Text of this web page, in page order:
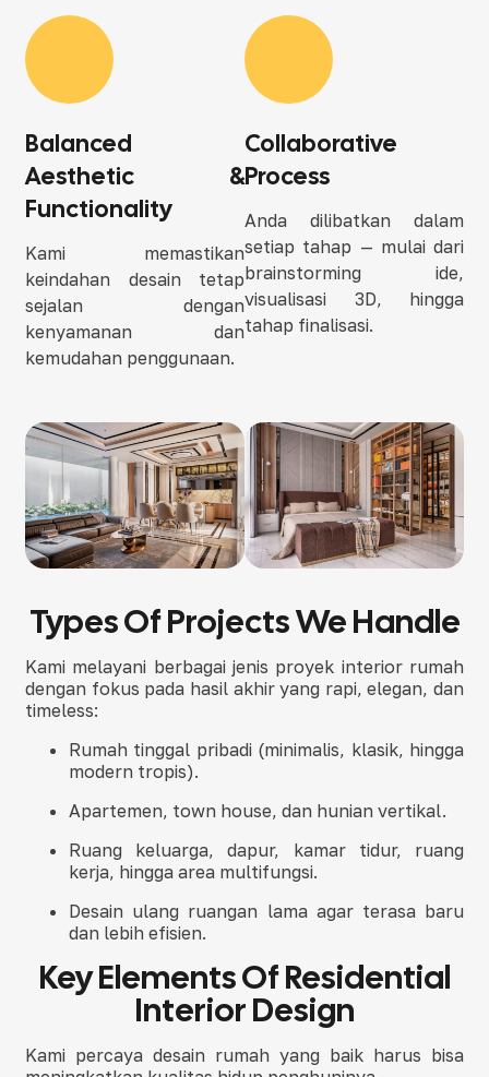
Balanced
Aesthetic &
Functionality
Kami memastikan
keindahan desain tetap
sejalan dengan
kenyamanan dan
kemudahan penggunaan.
Collaborative
Process
Anda dilibatkan dalam
setiap tahap — mulai dari
brainstorming ide,
visualisasi 3D, hingga
tahap finalisasi.
Types Of Projects We Handle
Kami melayani berbagai jenis proyek interior rumah
dengan fokus pada hasil akhir yang rapi, elegan, dan
timeless:
Rumah tinggal pribadi (minimalis, klasik, hingga
modern tropis).
Apartemen, town house, dan hunian vertikal.
Ruang keluarga, dapur, kamar tidur, ruang
kerja, hingga area multifungsi.
Desain ulang ruangan lama agar terasa baru
dan lebih efisien.
Key Elements Of Residential
Interior Design
Kami percaya desain rumah yang baik harus bisa